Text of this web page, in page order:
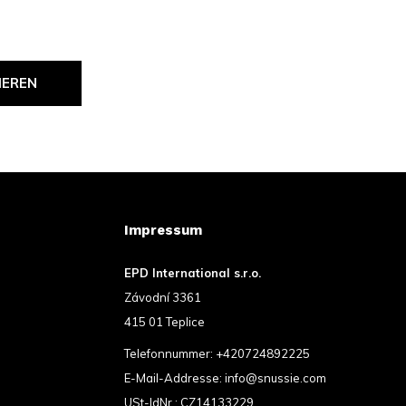
Impressum
EPD International s.r.o.
Závodní 3361
415 01 Teplice
Telefonnummer: +420724892225
E-Mail-Addresse: info@snussie.com
USt-IdNr.: CZ14133229